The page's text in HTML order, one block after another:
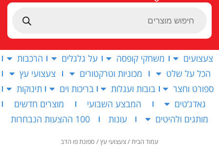
Products
צעצועים משחקי קופסה על גלגלים
הרכבות
הכל על שלט
מכוניות וטרקטורים
צעצועי עץ
ספורט וחצר
בובות ועגלות בריכות וים
תינוקות
גאדג’טים
המבצע השבועי
מוצרים חדשים
מותגים ולהיטים
עונות 100 ההצעות הנבחרות
עמוד הבית/צעצועי עץ/ ספונת פו הדב